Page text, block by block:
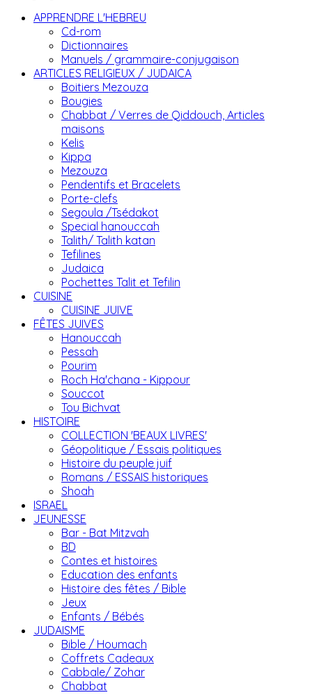
APPRENDRE L'HEBREU
Cd-rom
Dictionnaires
Manuels / grammaire-conjugaison
ARTICLES RELIGIEUX / JUDAICA
Boitiers Mezouza
Bougies
Chabbat / Verres de Qiddouch, Articles
maisons
Kelis
Kippa
Mezouza
Pendentifs et Bracelets
Porte-clefs
Segoula /Tsédakot
Special hanouccah
Talith/ Talith katan
Tefilines
Judaica
Pochettes Talit et Tefilin
CUISINE
CUISINE JUIVE
FÊTES JUIVES
Hanouccah
Pessah
Pourim
Roch Ha'chana - Kippour
Souccot
Tou Bichvat
HISTOIRE
COLLECTION 'BEAUX LIVRES'
Géopolitique / Essais politiques
Histoire du peuple juif
Romans / ESSAIS historiques
Shoah
ISRAEL
JEUNESSE
Bar - Bat Mitzvah
BD
Contes et histoires
Education des enfants
Histoire des fêtes / Bible
Jeux
Enfants / Bébés
JUDAISME
Bible / Houmach
Coffrets Cadeaux
Cabbale/ Zohar
Chabbat